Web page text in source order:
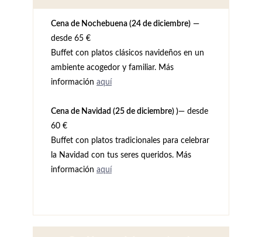
Cena de Nochebuena (24 de diciembre) —
desde 65 €
Buffet con platos clásicos navideños en un
ambiente acogedor y familiar. Más
información aquí
Cena de Navidad (25 de diciembre) )— desde
60 €
Buffet con platos tradicionales para celebrar
la Navidad con tus seres queridos. Más
información aquí